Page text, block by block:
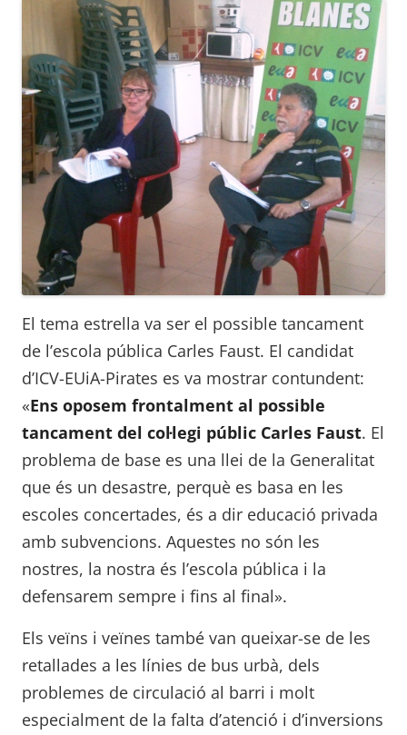
El tema estrella va ser el possible tancament
de l’escola pública Carles Faust. El candidat
d’ICV-EUiA-Pirates es va mostrar contundent:
«Ens oposem frontalment al possible
tancament del col·legi públic Carles Faust. El
problema de base es una llei de la Generalitat
que és un desastre, perquè es basa en les
escoles concertades, és a dir educació privada
amb subvencions. Aquestes no són les
nostres, la nostra és l’escola pública i la
defensarem sempre i fins al final».
Els veïns i veïnes també van queixar-se de les
retallades a les línies de bus urbà, dels
problemes de circulació al barri i molt
especialment de la falta d’atenció i d’inversions